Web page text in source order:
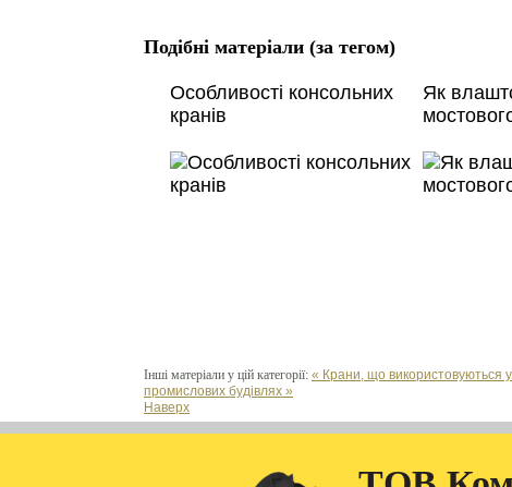
Подібні матеріали (за тегом)
Особливості консольних
кранів
Як
Інші матеріали у цій категорії: « Крани, що використовуються
промислових будівлях »
Наверх